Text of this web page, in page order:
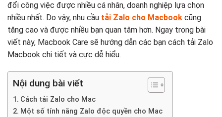
đổi công việc được nhiều cá nhân, doanh nghiệp lựa chọn
nhiều nhất. Do vậy, nhu cầu tải Zalo cho Macbook cũng
tăng cao và được nhiều bạn quan tâm hơn. Ngay trong bài
viết này, Macbook Care sẽ hướng dẫn các bạn cách tải Zalo
Macbook chi tiết và cực dễ hiểu.
Nội dung bài viết
Cách tải Zalo cho Mac
Một số tính năng Zalo độc quyền cho Mac